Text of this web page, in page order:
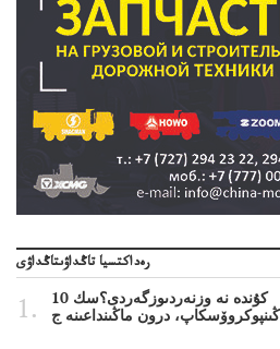
رەداكتسيا تاڭداۋىتاڭداۋى
10 كۇندە نە وزنەردىوزگەردى؟سك